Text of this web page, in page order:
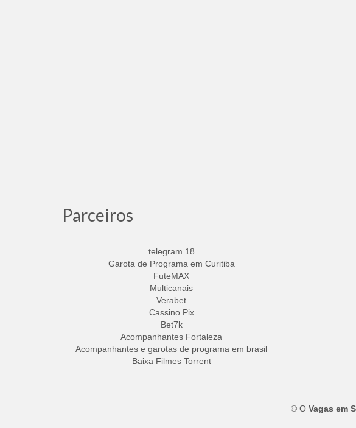
Parceiros
telegram 18
Garota de Programa em Curitiba
FuteMAX
Multicanais
Verabet
Cassino Pix
Bet7k
Acompanhantes Fortaleza
Acompanhantes e garotas de programa em brasil
Baixa Filmes Torrent
© O Vagas em